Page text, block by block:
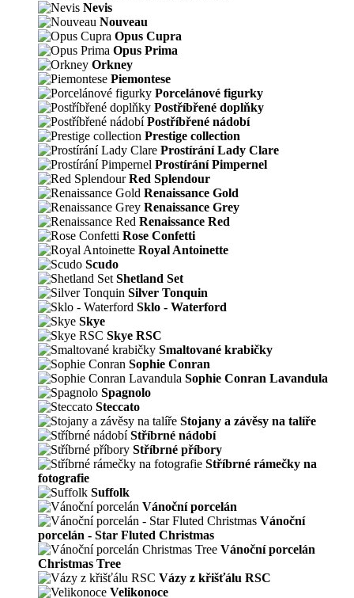
Nevis
Nouveau
Opus Cupra
Opus Prima
Orkney
Piemontese
Porcelánové figurky
Postříbřené doplňky
Postříbřené nádobí
Prestige collection
Prostírání Lady Clare
Prostírání Pimpernel
Red Splendour
Renaissance Gold
Renaissance Grey
Renaissance Red
Rose Confetti
Royal Antoinette
Scudo
Shetland Set
Silver Tonquin
Sklo - Waterford
Skye
Skye RSC
Smaltované krabičky
Sophie Conran
Sophie Conran Lavandula
Spagnolo
Steccato
Stojany a závěsy na talíře
Stříbrné nádobí
Stříbrné příbory
Stříbrné rámečky na
fotografie
Suffolk
Vánoční porcelán
Vánoční
porcelán - Star Fluted Christmas
Vánoční porcelán
Christmas Tree
Vázy z křišťálu RSC
Velikonoce